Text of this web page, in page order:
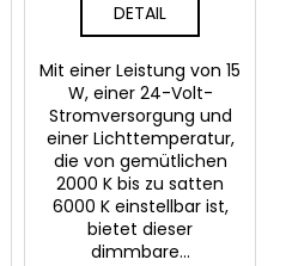
DETAIL
Mit einer Leistung von 15
W, einer 24-Volt-
Stromversorgung und
einer Lichttemperatur,
die von gemütlichen
2000 K bis zu satten
6000 K einstellbar ist,
bietet dieser
dimmbare...